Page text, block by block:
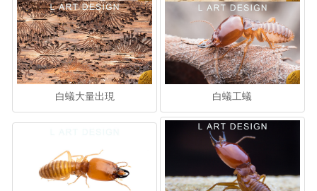
白蟻大量出現 白蟻工蟻